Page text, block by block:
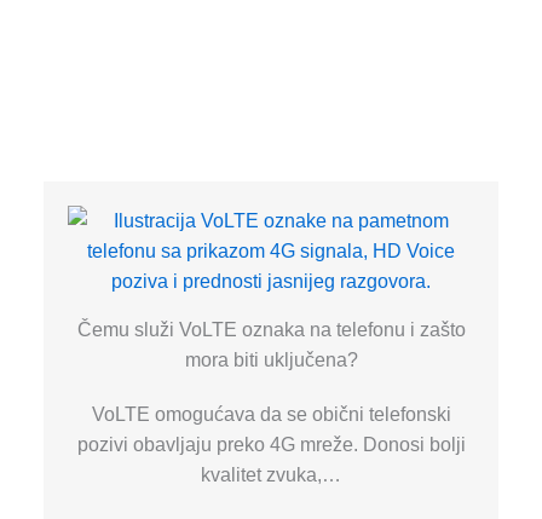
Čemu služi VoLTE oznaka na telefonu i zašto
mora biti uključena?
VoLTE omogućava da se obični telefonski
pozivi obavljaju preko 4G mreže. Donosi bolji
kvalitet zvuka,…